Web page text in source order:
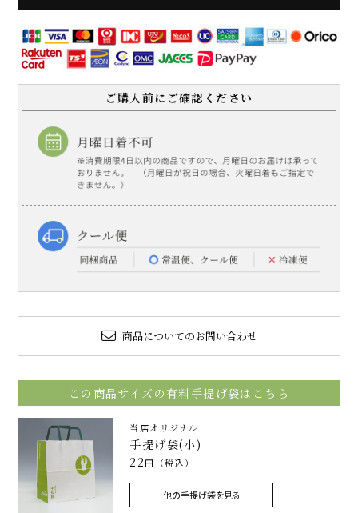
ご購入前にご確認ください
商品についてのお問い合わせ
この商品サイズの有料手提げ袋はこちら
当店オリジナル
手提げ袋(小)
22円（税込）
他の手提げ袋を見る